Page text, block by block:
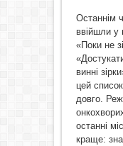
Останнім
ввійшли у
«Поки не
винні
цей
довго.
останні
краще: